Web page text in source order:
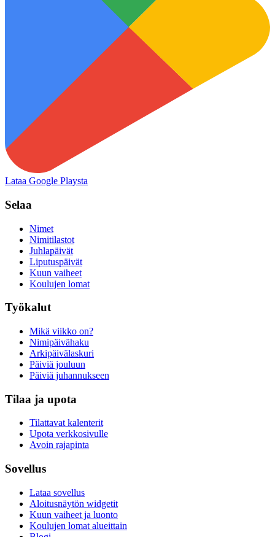
Lataa Google Playsta
Selaa
Nimet
Nimitilastot
Juhlapäivät
Liputuspäivät
Kuun vaiheet
Koulujen lomat
Työkalut
Mikä viikko on?
Nimipäivähaku
Arkipäivälaskuri
Päiviä jouluun
Päiviä juhannukseen
Tilaa ja upota
Tilattavat kalenterit
Upota verkkosivulle
Avoin rajapinta
Sovellus
Lataa sovellus
Aloitusnäytön widgetit
Kuun vaiheet ja luonto
Koulujen lomat alueittain